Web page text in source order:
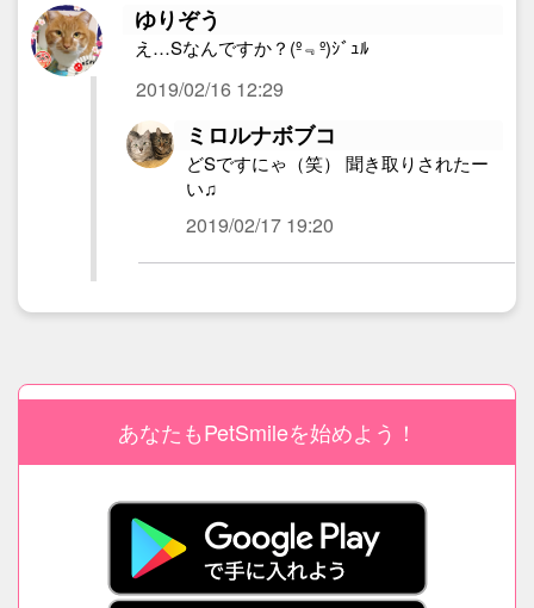
ゆりぞう
え…Sなんですか？(º﹃º)ｼﾞｭﾙ
2019/02/16 12:29
ミロルナボブコ
どSですにゃ（笑） 聞き取りされたー
い♫
2019/02/17 19:20
あなたもPetSmileを始めよう！